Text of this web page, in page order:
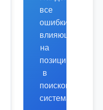
все
ошибки,
влияющие
на
позиции
в
поисковых
системах.